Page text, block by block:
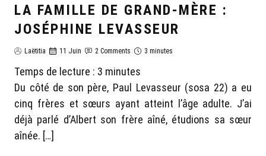
GÉNÉALOGIE LAËTITIA
LA FAMILLE DE GRAND-MÈRE :
JOSÉPHINE LEVASSEUR
Laëtitia 11 Juin 2 Comments 3 minutes
Temps de lecture : 3 minutes
Du côté de son père, Paul Levasseur (sosa 22) a eu
cinq frères et sœurs ayant atteint l’âge adulte. J’ai
déjà parlé d’Albert son frère aîné, étudions sa sœur
aînée. […]